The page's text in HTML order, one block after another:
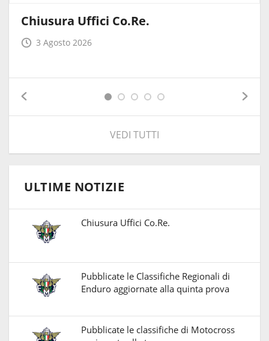
Chiusura Uffici Co.Re.
3 Agosto 2026
VEDI TUTTI
ULTIME NOTIZIE
Chiusura Uffici Co.Re.
Pubblicate le Classifiche Regionali di
Enduro aggiornate alla quinta prova
Pubblicate le classifiche di Motocross